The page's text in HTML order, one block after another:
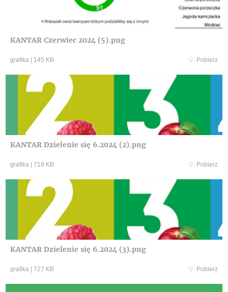
KANTAR Czerwiec 2024 (5).png
grafika 145 KB Pobierz
KANTAR Dzielenie się 6.2024 (2).png
grafika 718 KB Pobierz
KANTAR Dzielenie się 6.2024 (3).png
grafika 727 KB Pobierz